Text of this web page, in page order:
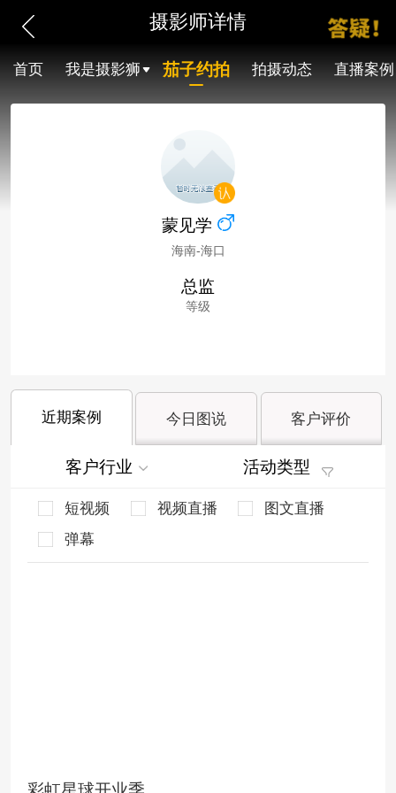
摄影师详情
首页 我是摄影狮 茄子约拍 拍摄动态 直播案例
蒙见学
海南-海口
总监
等级
近期案例 今日图说 客户评价
客户行业 活动类型
短视频 视频直播
图文直播
弹幕